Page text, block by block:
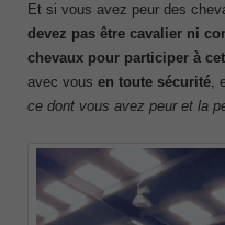
Et si vous avez peur des
devez pas être cavalier ni
chevaux pour participer à
avec vous en toute sécurité,
ce dont vous avez peur et la